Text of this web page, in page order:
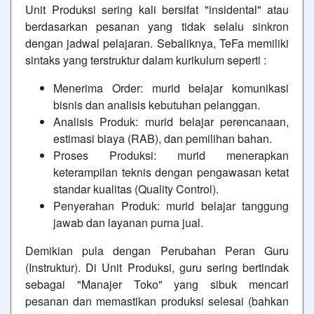
Unit Produksi sering kali bersifat "insidental" atau
berdasarkan pesanan yang tidak selalu sinkron
dengan jadwal pelajaran. Sebaliknya, TeFa memiliki
sintaks yang terstruktur dalam kurikulum seperti :
Menerima Order: murid belajar komunikasi
bisnis dan analisis kebutuhan pelanggan.
Analisis Produk: murid belajar perencanaan,
estimasi biaya (RAB), dan pemilihan bahan.
Proses Produksi: murid menerapkan
keterampilan teknis dengan pengawasan ketat
standar kualitas (Quality Control).
Penyerahan Produk: murid belajar tanggung
jawab dan layanan purna jual.
Demikian pula dengan Perubahan Peran Guru
(Instruktur). Di Unit Produksi, guru sering bertindak
sebagai "Manajer Toko" yang sibuk mencari
pesanan dan memastikan produksi selesai (bahkan